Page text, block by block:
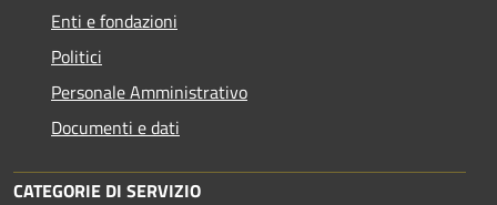
Enti e fondazioni
Politici
Personale Amministrativo
Documenti e dati
CATEGORIE DI SERVIZIO